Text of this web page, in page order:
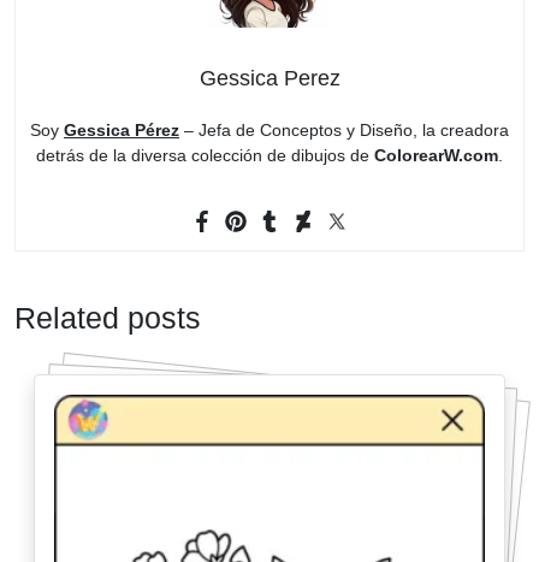
Gessica Perez
Soy Gessica Pérez – Jefa de Conceptos y Diseño, la creadora
detrás de la diversa colección de dibujos de ColorearW.com.
Related posts